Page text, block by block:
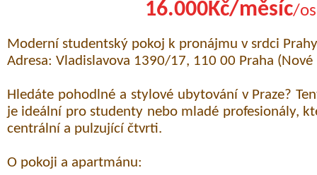
16.000Kč/měsíc/
Moderní studentský pokoj k pronájmu v srdci Prahy
Adresa: Vladislavova 1390/17, 110 00 Praha
Hledáte pohodlné a stylové ubytování v Praze?
je ideální pro studenty nebo mladé profesionály,
centrální a pulzující čtvrti.
O pokoji a apartmánu: